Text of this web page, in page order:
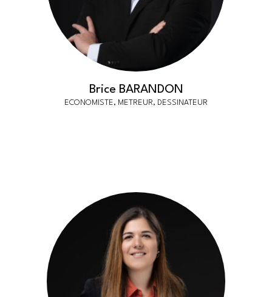
Brice BARANDON
ECONOMISTE, METREUR, DESSINATEUR